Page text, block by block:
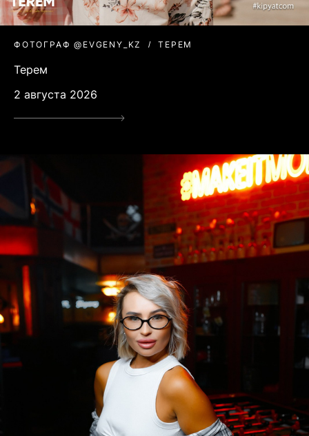
ФОТОГРАФ @EVGENY_KZ ТЕРЕМ
Терем
2 августа 2026